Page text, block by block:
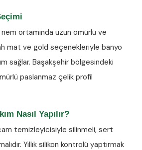
ortamında uzun ömürlü ve
mat ve gold seçenekleriyle banyo
sağlar. Başakşehir bölgesindeki
paslanmaz çelik profil
Nasıl Yapılır?
temizleyicisiyle silinmeli, sert
Yıllık silikon kontrolü yaptırmak